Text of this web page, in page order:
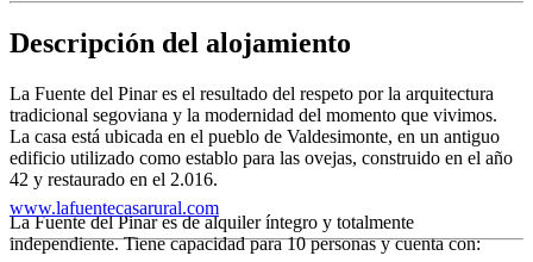
Descripción del alojamiento
La Fuente del Pinar es el resultado del respeto por la arquitectura
tradicional segoviana y la modernidad del momento que vivimos.
La casa está ubicada en el pueblo de Valdesimonte, en un antiguo
edificio utilizado como establo para las ovejas, construido en el año
42 y restaurado en el 2.016.
La Fuente del Pinar es de alquiler íntegro y totalmente
independiente. Tiene capacidad para 10 personas y cuenta con:
www.lafuentecasarural.com